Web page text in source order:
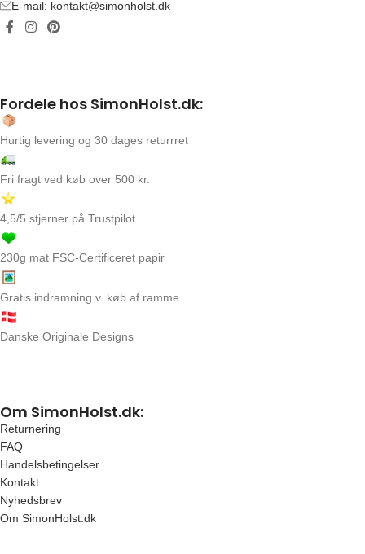
E-mail: kontakt@simonholst.dk
Fordele hos SimonHolst.dk:
Hurtig levering og 30 dages returrret
Fri fragt ved køb over 500 kr.
4,5/5 stjerner på Trustpilot
230g mat FSC-Certificeret papir
Gratis indramning v. køb af ramme
Danske Originale Designs
Om SimonHolst.dk:
Returnering
FAQ
Handelsbetingelser
Kontakt
Nyhedsbrev
Om SimonHolst.dk